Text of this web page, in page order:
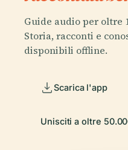
Guide audio per oltre
Storia, racconti e
disponibili offline.
Scarica l'app
Unisciti a oltre